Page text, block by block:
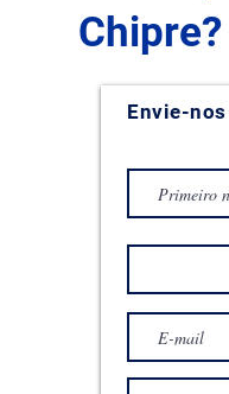
Envie-